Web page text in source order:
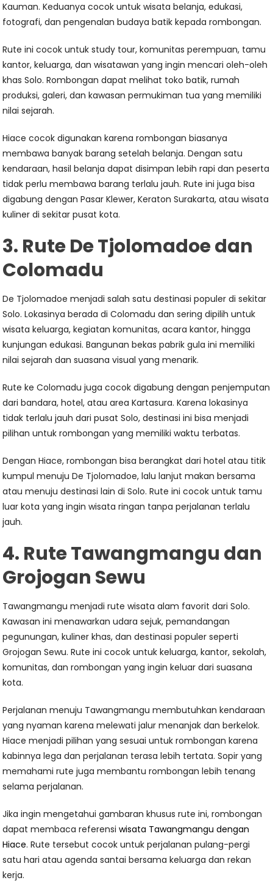
Kauman. Keduanya cocok untuk wisata belanja, edukasi,
fotografi, dan pengenalan budaya batik kepada rombongan.
Rute ini cocok untuk study tour, komunitas perempuan, tamu
kantor, keluarga, dan wisatawan yang ingin mencari oleh-oleh
khas Solo. Rombongan dapat melihat toko batik, rumah
produksi, galeri, dan kawasan permukiman tua yang memiliki
nilai sejarah.
Hiace cocok digunakan karena rombongan biasanya
membawa banyak barang setelah belanja. Dengan satu
kendaraan, hasil belanja dapat disimpan lebih rapi dan peserta
tidak perlu membawa barang terlalu jauh. Rute ini juga bisa
digabung dengan Pasar Klewer, Keraton Surakarta, atau wisata
kuliner di sekitar pusat kota.
3. Rute De Tjolomadoe dan
Colomadu
De Tjolomadoe menjadi salah satu destinasi populer di sekitar
Solo. Lokasinya berada di Colomadu dan sering dipilih untuk
wisata keluarga, kegiatan komunitas, acara kantor, hingga
kunjungan edukasi. Bangunan bekas pabrik gula ini memiliki
nilai sejarah dan suasana visual yang menarik.
Rute ke Colomadu juga cocok digabung dengan penjemputan
dari bandara, hotel, atau area Kartasura. Karena lokasinya
tidak terlalu jauh dari pusat Solo, destinasi ini bisa menjadi
pilihan untuk rombongan yang memiliki waktu terbatas.
Dengan Hiace, rombongan bisa berangkat dari hotel atau titik
kumpul menuju De Tjolomadoe, lalu lanjut makan bersama
atau menuju destinasi lain di Solo. Rute ini cocok untuk tamu
luar kota yang ingin wisata ringan tanpa perjalanan terlalu
jauh.
4. Rute Tawangmangu dan
Grojogan Sewu
Tawangmangu menjadi rute wisata alam favorit dari Solo.
Kawasan ini menawarkan udara sejuk, pemandangan
pegunungan, kuliner khas, dan destinasi populer seperti
Grojogan Sewu. Rute ini cocok untuk keluarga, kantor, sekolah,
komunitas, dan rombongan yang ingin keluar dari suasana
kota.
Perjalanan menuju Tawangmangu membutuhkan kendaraan
yang nyaman karena melewati jalur menanjak dan berkelok.
Hiace menjadi pilihan yang sesuai untuk rombongan karena
kabinnya lega dan perjalanan terasa lebih tertata. Sopir yang
memahami rute juga membantu rombongan lebih tenang
selama perjalanan.
Jika ingin mengetahui gambaran khusus rute ini, rombongan
dapat membaca referensiwisata Tawangmangu dengan
Hiace. Rute tersebut cocok untuk perjalanan pulang-pergi
satu hari atau agenda santai bersama keluarga dan rekan
kerja.